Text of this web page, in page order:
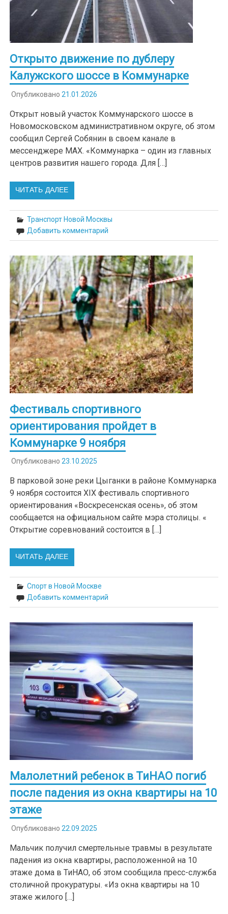
Открыто движение по дублеру
Калужского шоссе в Коммунарке
Опубликовано 21.01.2026
Открыт новый участок Коммунарского шоссе в
Новомосковском административном округе, об этом
сообщил Сергей Собянин в своем канале в
мессенджере МАХ. «Коммунарка – один из главных
центров развития нашего города. Для […]
ЧИТАТЬ ДАЛЕЕ
Транспорт Новой Москвы
Добавить комментарий
Фестиваль спортивного
ориентирования пройдет в
Коммунарке 9 ноября
Опубликовано 23.10.2025
В парковой зоне реки Цыганки в районе Коммунарка
9 ноября состоится XIX фестиваль спортивного
ориентирования «Воскресенская осень», об этом
сообщается на официальном сайте мэра столицы. «
Открытие соревнований состоится в […]
ЧИТАТЬ ДАЛЕЕ
Спорт в Новой Москве
Добавить комментарий
Малолетний ребенок в ТиНАО погиб
после падения из окна квартиры на 10
этаже
Опубликовано 22.09.2025
Мальчик получил смертельные травмы в результате
падения из окна квартиры, расположенной на 10
этаже дома в ТиНАО, об этом сообщила пресс-служба
столичной прокуратуры. «Из окна квартиры на 10
этаже жилого […]